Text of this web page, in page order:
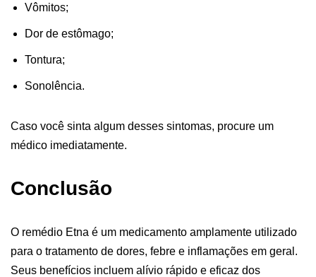
Vômitos;
Dor de estômago;
Tontura;
Sonolência.
Caso você sinta algum desses sintomas, procure um
médico imediatamente.
Conclusão
O remédio Etna é um medicamento amplamente utilizado
para o tratamento de dores, febre e inflamações em geral.
Seus benefícios incluem alívio rápido e eficaz dos